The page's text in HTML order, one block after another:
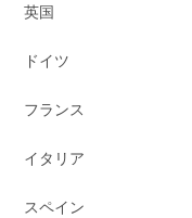
英国
ドイツ
フランス
イタリア
スペイン